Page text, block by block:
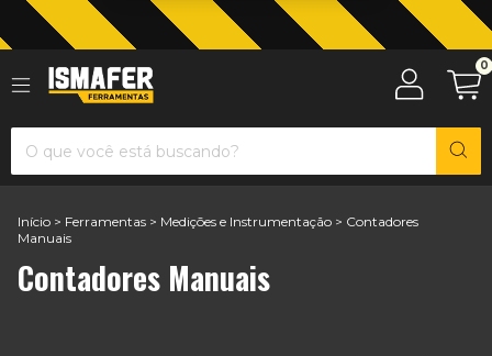
0
Início > Ferramentas > Medições e Instrumentação > Contadores
Manuais
Contadores Manuais